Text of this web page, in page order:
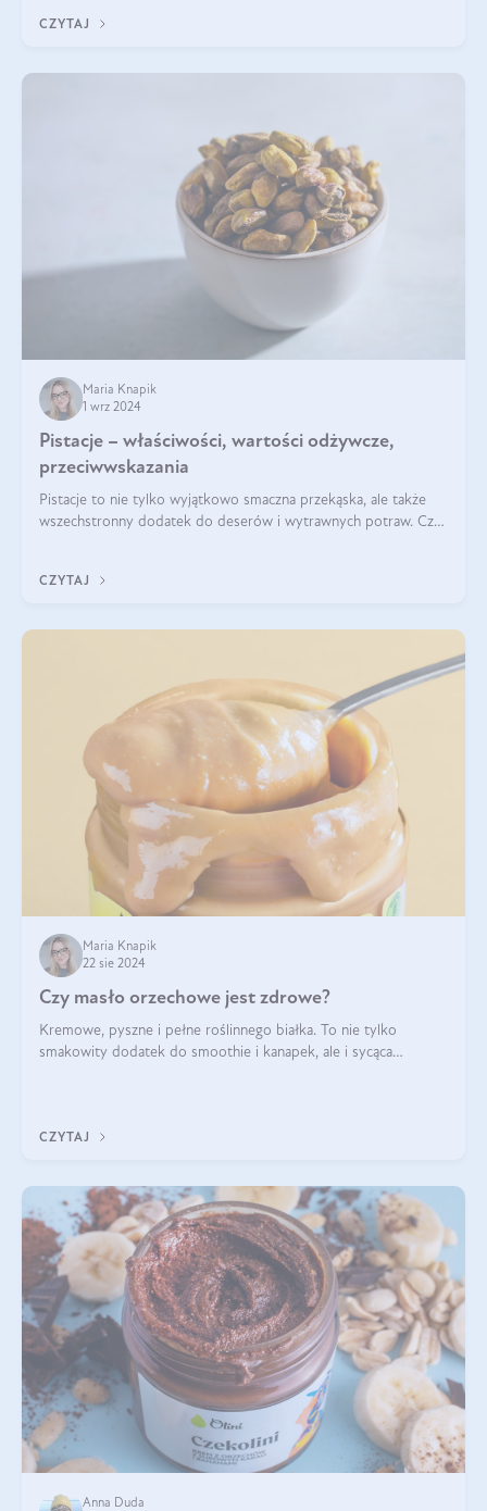
CZYTAJ
Maria Knapik
1 wrz 2024
Pistacje – właściwości, wartości odżywcze,
przeciwwskazania
Pistacje to nie tylko wyjątkowo smaczna przekąska, ale także
wszechstronny dodatek do deserów i wytrawnych potraw. Czy
CZYTAJ
Maria Knapik
22 sie 2024
Czy masło orzechowe jest zdrowe?
Kremowe, pyszne i pełne roślinnego białka. To nie tylko
smakowity dodatek do smoothie i kanapek, ale i sycąca
CZYTAJ
Anna Duda